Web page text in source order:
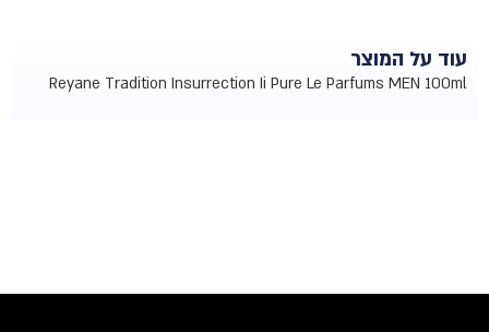
עוד על המוצר
Reyane Tradition Insurrection Ii Pure Le Parfums MEN 100ml